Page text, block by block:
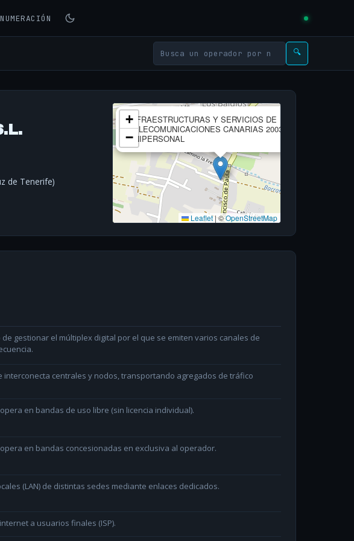
NUMERACIÓN
🔍
de Tenerife)
INFRAESTRUCTURAS Y SERVICIOS DE
TELECOMUNICACIONES CANARIAS 2003, S.L.
UNIPERSONAL
+
−
Leaflet |©OpenStreetMap
gestionar el múltiplex digital por el que se emiten varios canales de
interconecta centrales y nodos, transportando agregados de tráfico
en bandas de uso libre (sin licencia individual).
en bandas concesionadas en exclusiva al operador.
(LAN) de distintas sedes mediante enlaces dedicados.
a usuarios finales (ISP).